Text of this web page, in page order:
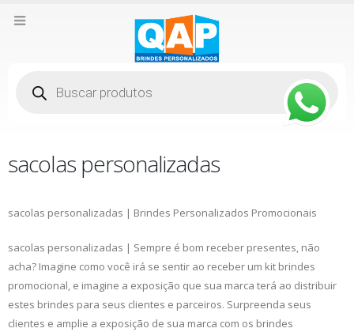
produtos
sacolas personalizadas
sacolas personalizadas | Brindes Personalizados Promocionais
sacolas personalizadas | Sempre é bom receber presentes, não
acha? Imagine como você irá se sentir ao receber um kit brindes
promocional, e imagine a exposição que sua marca terá ao distribuir
estes brindes para seus clientes e parceiros. Surpreenda seus
clientes e amplie a exposição de sua marca com os brindes